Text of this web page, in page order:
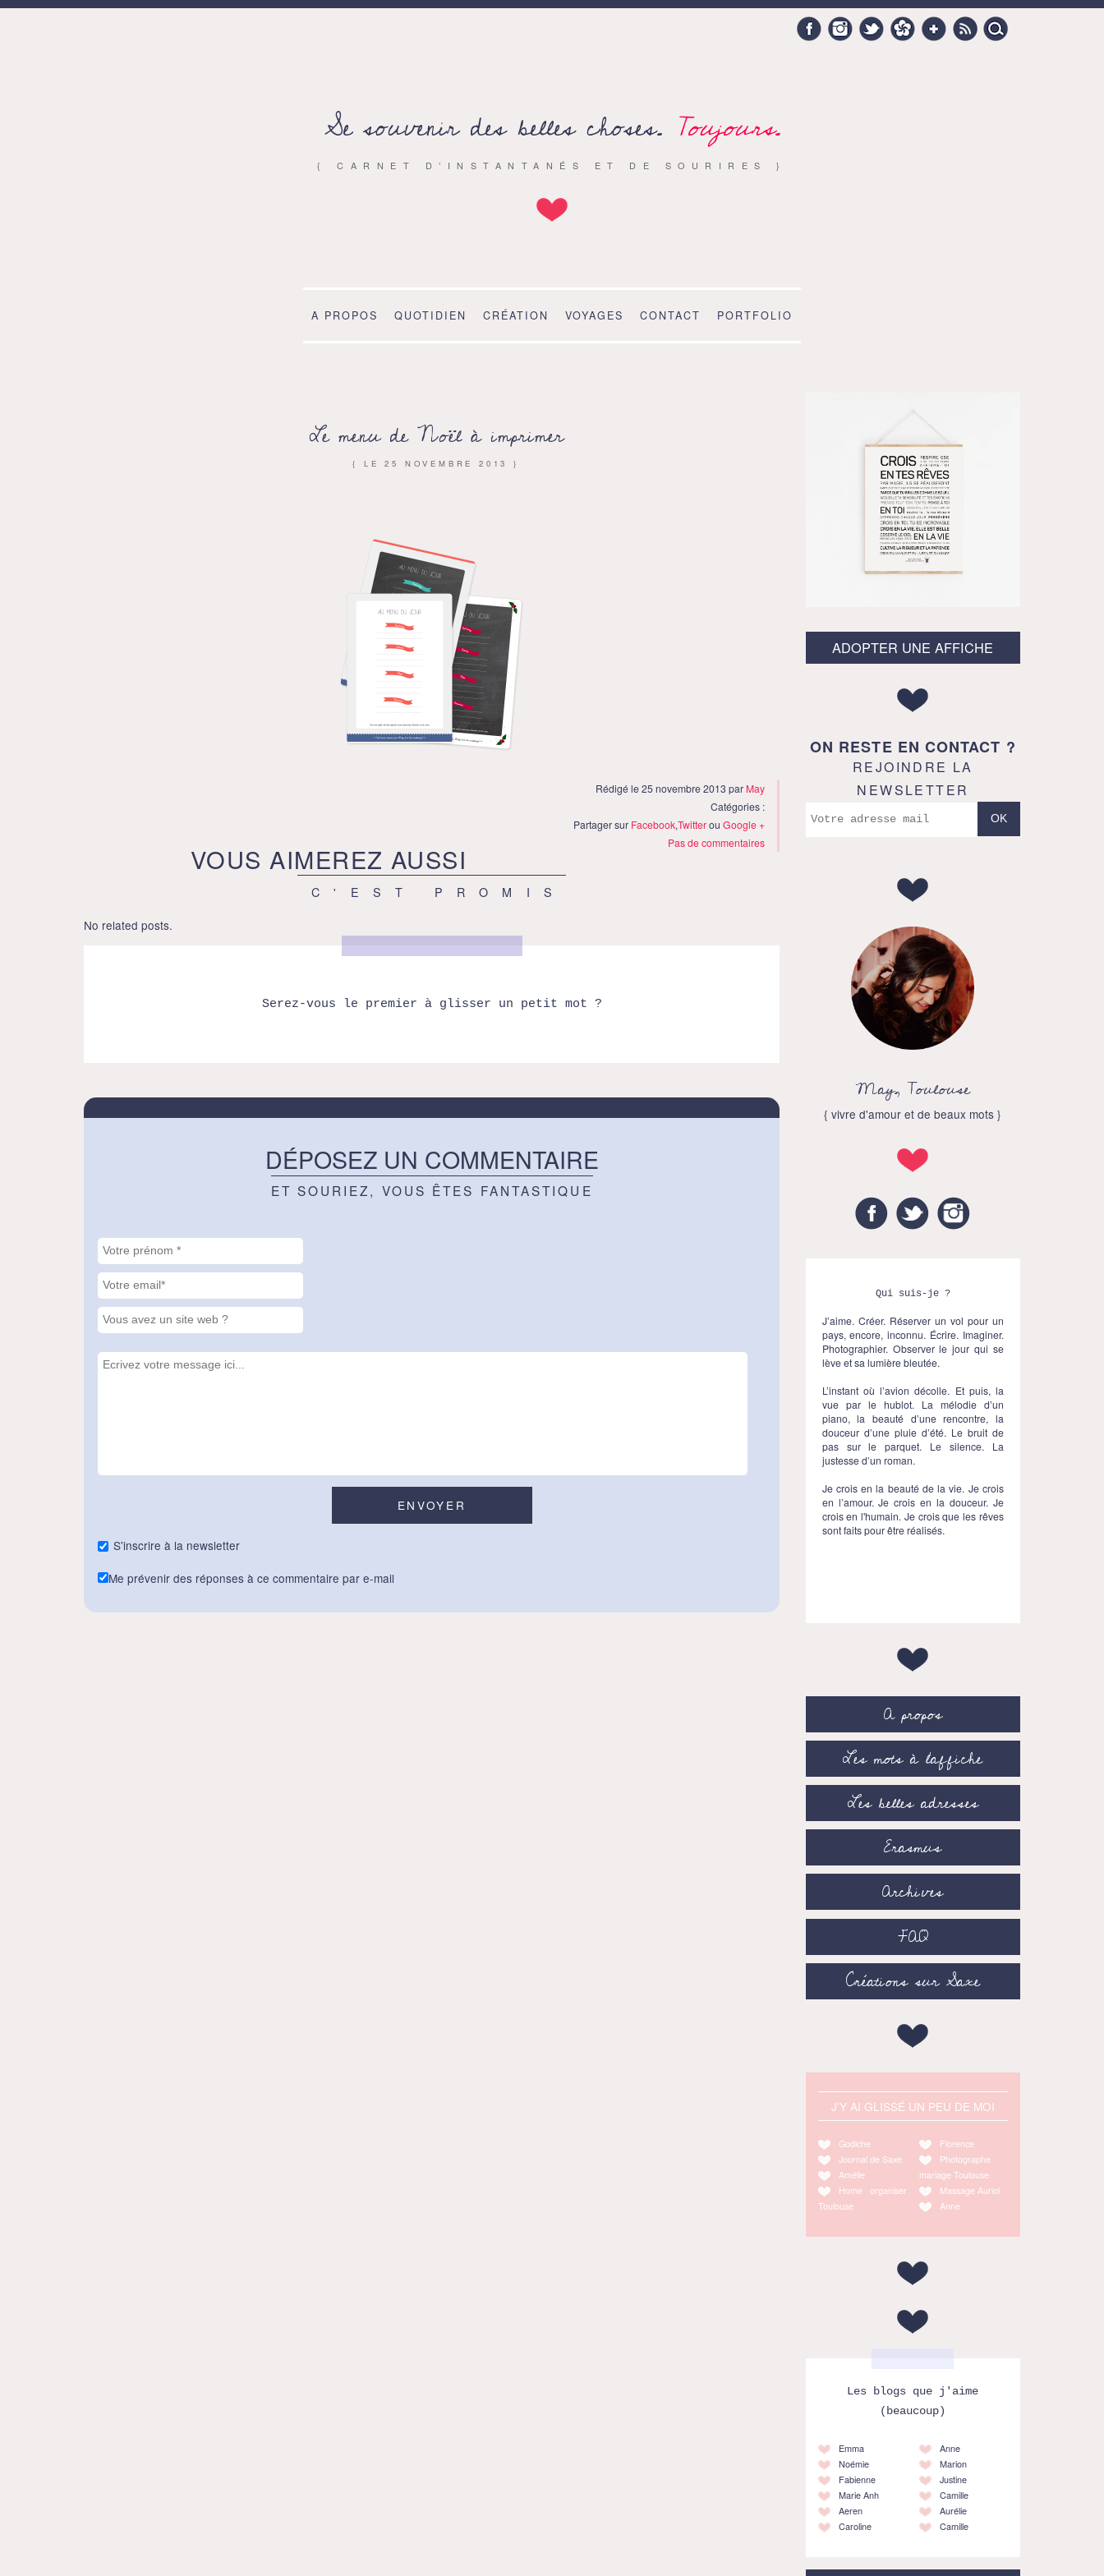
Search
for:
FacebookInstagramTwitter HellocotonGoogle +
RSS
Se souvenir des belles choses. Toujours.
{ CARNET D’INSTANTANÉS ET DE SOURIRES }
A PROPOS QUOTIDIEN CRÉATION VOYAGES CONTACT PORTFOLIO
Le menu de Noël à imprimer
{ LE25 NOVEMBRE 2013 }
Rédigé le 25 novembre 2013 par May
Catégories :
Partager sur Facebook,TwitterouGoogle +
Pas de commentaires
VOUS AIMEREZ AUSSI
C'EST PROMIS
No related posts.
Serez-vous le premier à glisser un petit mot ?
DÉPOSEZ UN COMMENTAIRE
ET SOURIEZ, VOUS ÊTES FANTASTIQUE
S'inscrire à la newsletter
Me prévenir des réponses à ce commentaire par e-mail
ADOPTER UNE AFFICHE
ON RESTE EN CONTACT ?
REJOINDRE LA
NEWSLETTER
May, Toulouse
{ vivre d'amour et de beaux mots }
FacebookTwitter
Qui suis-je ?
J’aime. Créer. Réserver un vol pour un
pays, encore, inconnu. Écrire. Imaginer.
Photographier. Observer le jour qui se
lève et sa lumière bleutée.
L’instant où l’avion décolle. Et puis, la
vue par le hublot. La mélodie d’un
piano, la beauté d’une rencontre, la
douceur d’une pluie d’été. Le bruit de
pas sur le parquet. Le silence. La
justesse d’un roman.
Je crois en la beauté de la vie. Je crois
en l’amour. Je crois en la douceur. Je
crois en l'humain. Je crois que les rêves
sont faits pour être réalisés.
A propos
Les mots à l’affiche
Les belles adresses
Erasmus
Archives
FAQ
Créations sur Saxe
J'Y AI GLISSÉ UN PEU DE MOI
Godiche
Journal de Saxe
Amélie
Home organiser
Toulouse
Florence
Photographe
mariage Toulouse
Massage Auriol
Anne
Les blogs que j'aime
(beaucoup)
Emma
Noémie
Fabienne
Marie Anh
Aeren
Caroline
Anne
Marion
Justine
Camille
Aurélie
Camille